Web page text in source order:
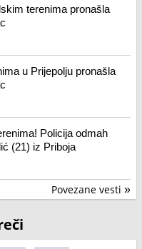
terenima pronašla
u Prijepolju pronašla
Policija odmah
(21) iz Priboja
Povezane vesti »